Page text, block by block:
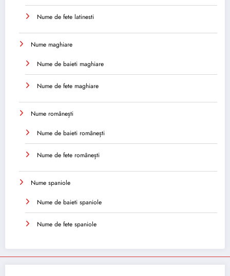
Nume de fete latinesti
Nume maghiare
Nume de baieti maghiare
Nume de fete maghiare
Nume românești
Nume de baieti românești
Nume de fete românești
Nume spaniole
Nume de baieti spaniole
Nume de fete spaniole